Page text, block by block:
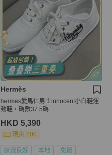
Hermès
hermes愛馬仕男士innocent小白鞋運
動鞋，碼數37.5碼
HKD 5,390
現折 200
狀況良好 本地 免運